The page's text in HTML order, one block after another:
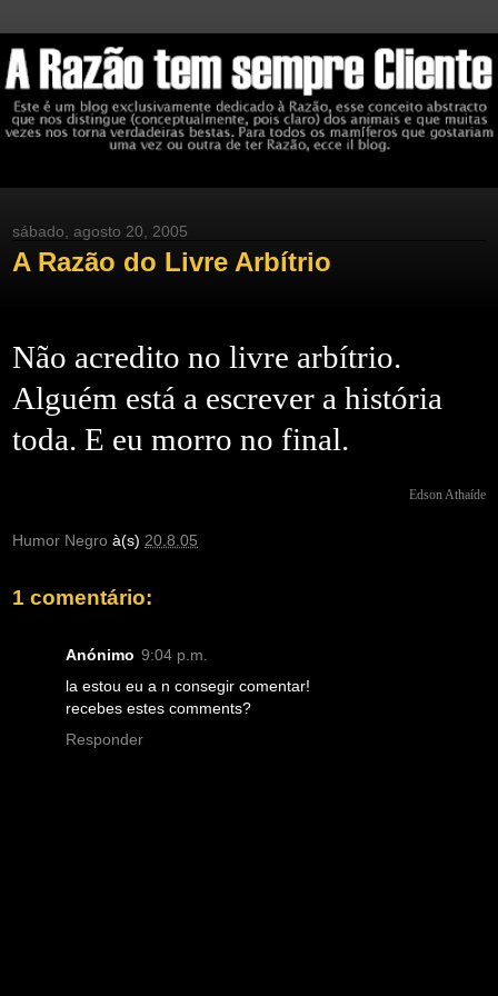
sábado, agosto 20, 2005
A Razão do Livre Arbítrio
Não acredito no livre arbítrio.
Alguém está a escrever a história
toda. E eu morro no final.
Edson Athaíde
Humor Negro à(s) 20.8.05
1 comentário:
Anónimo 9:04 p.m.
la estou eu a n consegir comentar!
recebes estes comments?
Responder